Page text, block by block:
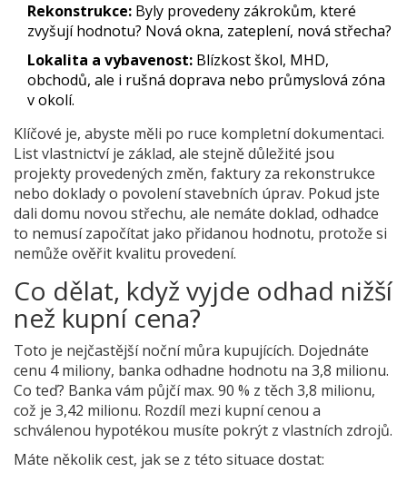
Rekonstrukce: Byly provedeny zákrokům, které
zvyšují hodnotu? Nová okna, zateplení, nová střecha?
Lokalita a vybavenost: Blízkost škol, MHD,
obchodů, ale i rušná doprava nebo průmyslová zóna
v okolí.
Klíčové je, abyste měli po ruce kompletní dokumentaci.
List vlastnictví je základ, ale stejně důležité jsou
projekty provedených změn, faktury za rekonstrukce
nebo doklady o povolení stavebních úprav. Pokud jste
dali domu novou střechu, ale nemáte doklad, odhadce
to nemusí započítat jako přidanou hodnotu, protože si
nemůže ověřit kvalitu provedení.
Co dělat, když vyjde odhad nižší
než kupní cena?
Toto je nejčastější noční můra kupujících. Dojednáte
cenu 4 miliony, banka odhadne hodnotu na 3,8 milionu.
Co teď? Banka vám půjčí max. 90 % z těch 3,8 milionu,
což je 3,42 milionu. Rozdíl mezi kupní cenou a
schválenou hypotékou musíte pokrýt z vlastních zdrojů.
Máte několik cest, jak se z této situace dostat: